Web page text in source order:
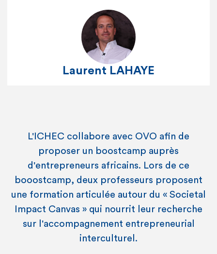
Laurent LAHAYE
L'ICHEC collabore avec OVO afin de
proposer un boostcamp auprès
d'entrepreneurs africains. Lors de ce
booostcamp, deux professeurs proposent
une formation articulée autour du « Societal
Impact Canvas » qui nourrit leur recherche
sur l'accompagnement entrepreneurial
interculturel.